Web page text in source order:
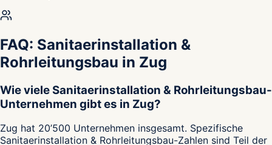
FAQ: Sanitaerinstallation &
Rohrleitungsbau in Zug
Wie viele Sanitaerinstallation & Rohrleitungsbau-
Unternehmen gibt es in Zug?
Zug hat 20’500 Unternehmen insgesamt. Spezifische
Sanitaerinstallation & Rohrleitungsbau-Zahlen sind Teil der